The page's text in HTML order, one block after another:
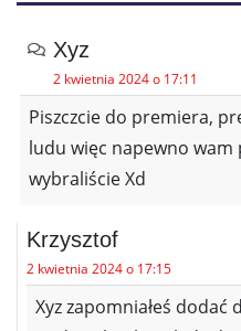
Xyz
2 kwietnia 2024 o 17:11
Piszczcie do premiera,
ludu więc napewno wam
wybraliście Xd
Krzysztof
2 kwietnia 2024 o 17:15
Xyz zapomniałeś